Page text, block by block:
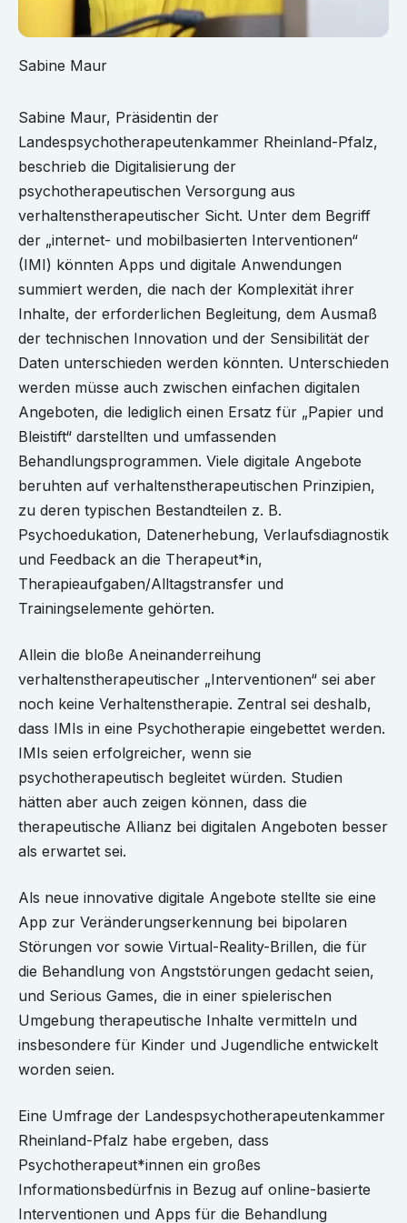
Sabine Maur
Sabine Maur, Präsidentin der
Landespsychotherapeutenkammer Rheinland-Pfalz,
beschrieb die Digitalisierung der
psychotherapeutischen Versorgung aus
verhaltenstherapeutischer Sicht. Unter dem Begriff
der „internet- und mobilbasierten Interventionen“
(IMI) könnten Apps und digitale Anwendungen
summiert werden, die nach der Komplexität ihrer
Inhalte, der erforderlichen Begleitung, dem Ausmaß
der technischen Innovation und der Sensibilität der
Daten unterschieden werden könnten. Unterschieden
werden müsse auch zwischen einfachen digitalen
Angeboten, die lediglich einen Ersatz für „Papier und
Bleistift“ darstellten und umfassenden
Behandlungsprogrammen. Viele digitale Angebote
beruhten auf verhaltenstherapeutischen Prinzipien,
zu deren typischen Bestandteilen z. B.
Psychoedukation, Datenerhebung, Verlaufsdiagnostik
und Feedback an die Therapeut*in,
Therapieaufgaben/Alltagstransfer und
Trainingselemente gehörten.
Allein die bloße Aneinanderreihung
verhaltenstherapeutischer „Interventionen“ sei aber
noch keine Verhaltenstherapie. Zentral sei deshalb,
dass IMIs in eine Psychotherapie eingebettet werden.
IMIs seien erfolgreicher, wenn sie
psychotherapeutisch begleitet würden. Studien
hätten aber auch zeigen können, dass die
therapeutische Allianz bei digitalen Angeboten besser
als erwartet sei.
Als neue innovative digitale Angebote stellte sie eine
App zur Veränderungserkennung bei bipolaren
Störungen vor sowie Virtual-Reality-Brillen, die für
die Behandlung von Angststörungen gedacht seien,
und Serious Games, die in einer spielerischen
Umgebung therapeutische Inhalte vermitteln und
insbesondere für Kinder und Jugendliche entwickelt
worden seien.
Eine Umfrage der Landespsychotherapeutenkammer
Rheinland-Pfalz habe ergeben, dass
Psychotherapeut*innen ein großes
Informationsbedürfnis in Bezug auf online-basierte
Interventionen und Apps für die Behandlung